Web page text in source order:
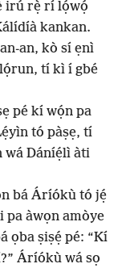
irú rẹ̀ rí lọ́wọ́
kankan.
an, kò sí ẹnì
tí kì í gbé
pé kí wọ́n pa
tó pàṣẹ, tí
wá Dáníẹ́lì àti
bá Áríókù tó jẹ́
pa àwọn amòye
ọba ṣiṣẹ́ pé: “Kí
Áríókù wá sọ